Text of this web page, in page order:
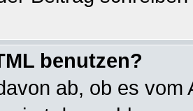
benutzen?
ab, ob es